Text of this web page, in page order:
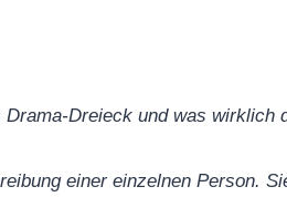
Dreieck und was wirklich
einer einzelnen Person.